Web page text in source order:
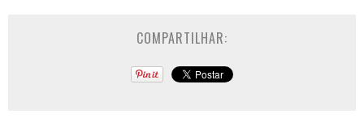
COMPARTILHAR: